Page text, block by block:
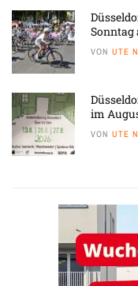
Sonntag
VON UTE
im
VON UTE